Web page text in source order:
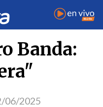
Banda:
06/2025